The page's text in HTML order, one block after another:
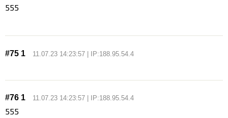
555
#75 1 11.07.23 14:23:57 | IP:188.95.54.4
#76 1 11.07.23 14:23:57 | IP:188.95.54.4
555